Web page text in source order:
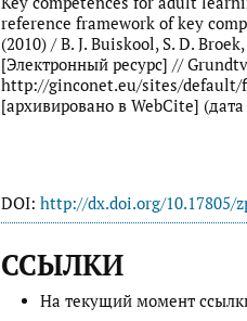
reference framework of key
(2010) / B. J. Buiskool, S. D.
[Электронный ресурс] //
http://ginconet.eu/sites/default/
[архивировано в WebCite]
DOI: http://dx.doi.org/10.17805/
ССЫЛКИ
На текущий момент